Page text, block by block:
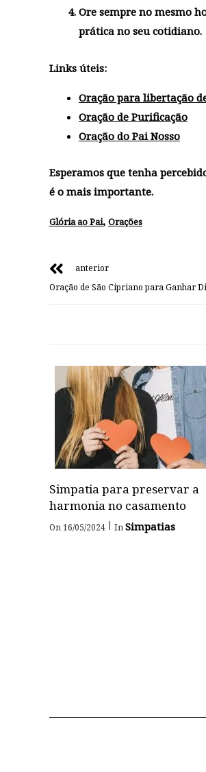
Ore sempre no mesmo
prática no seu cotidiano.
Links úteis:
Oração para libertação
Oração de Purificação
Oração do Pai Nosso
Esperamos que tenha
é o mais importante.
Glória ao Pai, Orações
anterior
Oração de São Cipriano para Ganhar
Simpatia para preservar a
harmonia no casamento
On 16/05/2024 | InSimpatias